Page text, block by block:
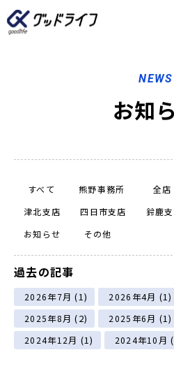
NEWS
お知
すべて 熊野事務所 全店
津北支店
四日市支店 鈴鹿
お知らせ
その他
過去の記事
2026年7月 (1) 2026年4月 (1)
2025年8月 (2) 2025年6月 (1)
2024年12月 (1) 2024年10月